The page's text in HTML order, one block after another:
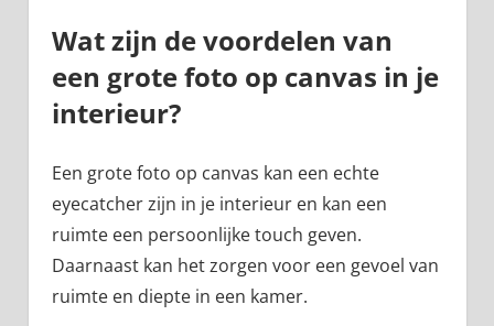
Wat zijn de voordelen van
een grote foto op canvas in je
interieur?
Een grote foto op canvas kan een echte
eyecatcher zijn in je interieur en kan een
ruimte een persoonlijke touch geven.
Daarnaast kan het zorgen voor een gevoel van
ruimte en diepte in een kamer.